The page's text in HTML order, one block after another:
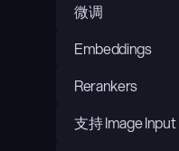
微调
Embeddings
Rerankers
支持 Image Input